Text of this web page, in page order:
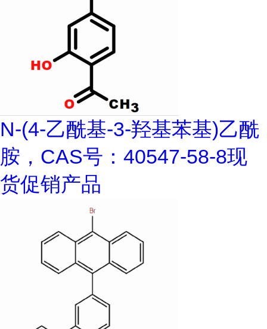
N-(4-乙酰基-3-羟基苯基)乙酰
胺，CAS号：40547-58-8现
货促销产品